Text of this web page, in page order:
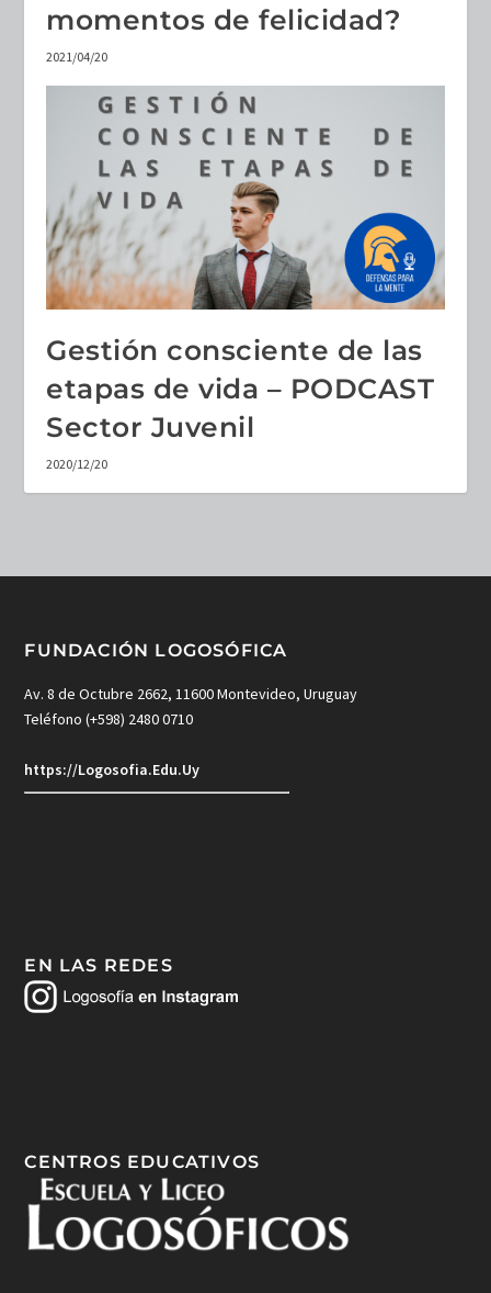
momentos de felicidad?
2021/04/20
Gestión consciente de las
etapas de vida – PODCAST
Sector Juvenil
2020/12/20
FUNDACIÓN LOGOSÓFICA
Av. 8 de Octubre 2662, 11600 Montevideo, Uruguay
Teléfono (+598) 2480 0710
https://Logosofia.Edu.Uy
EN LAS REDES
CENTROS EDUCATIVOS